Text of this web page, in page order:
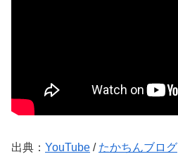
出典： YouTube / たかちんブログ